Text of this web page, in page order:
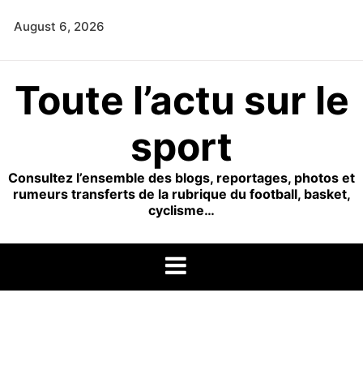
August 6, 2026
Toute l’actu sur le
sport
Consultez l’ensemble des blogs, reportages, photos et
rumeurs transferts de la rubrique du football, basket,
cyclisme…